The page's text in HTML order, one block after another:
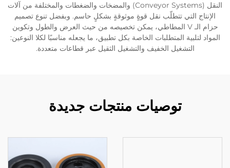
النقل (Conveyor Systems) والمضخات والضغطات والمختلفة من آلات
الإنتاج التي تتطلّب نقل قوةٍ موثوقةٍ بشكلٍ حاسم. وبفضل تنوع تصميم
حزام الـ V المطاطي، يمكن تخصيصه من حيث العرض والطول وتكوين
المواد لتلبية المتطلبات الخاصة بكل تطبيق، ما يجعله مناسبًا لكلا النوعين:
التشغيل الخفيف والتشغيل الثقيل عبر قطاعات متعددة.
توصيات منتجات جديدة